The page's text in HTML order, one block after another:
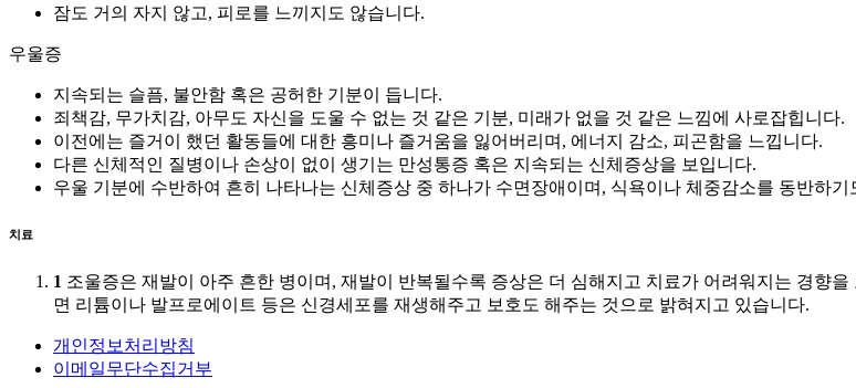
잠도 거의 자지 않고, 피로를 느끼지도 않습니다.
우울증
지속되는 슬픔, 불안함 혹은 공허한 기분이 듭니다.
죄책감, 무가치감, 아무도 자신을 도울 수 없는 것 같은 기분, 미래가 없을 것 같은 느낌에 사로잡힙니다.
이전에는 즐거이 했던 활동들에 대한 흥미나 즐거움을 잃어버리며, 에너지 감소, 피곤함을 느낍니다.
다른 신체적인 질병이나 손상이 없이 생기는 만성통증 혹은 지속되는 신체증상을 보입니다.
우울 기분에 수반하여 흔히 나타나는 신체증상 중 하나가 수면장애이며, 식욕이나 체중감소를 동반하기
치료
1 조울증은 재발이 아주 흔한 병이며, 재발이 반복될수록 증상은 더 심해지고 치료가 어려워지는 경향
면 리튬이나 발프로에이트 등은 신경세포를 재생해주고 보호도 해주는 것으로 밝혀지고 있습니다.
개인정보처리방침
이메일무단수집거부